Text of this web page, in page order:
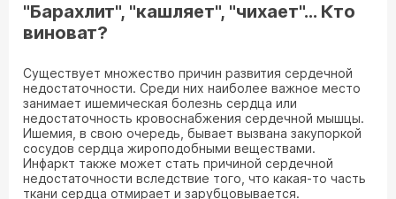
"Барахлит", "кашляет", "чихает"… Кто
виноват?
Существует множество причин развития сердечной
недостаточности. Среди них наиболее важное место
занимает ишемическая болезнь сердца или
недостаточность кровоснабжения сердечной мышцы.
Ишемия, в свою очередь, бывает вызвана закупоркой
сосудов сердца жироподобными веществами.
Инфаркт также может стать причиной сердечной
недостаточности вследствие того, что какая-то часть
ткани сердца отмирает и зарубцовывается.